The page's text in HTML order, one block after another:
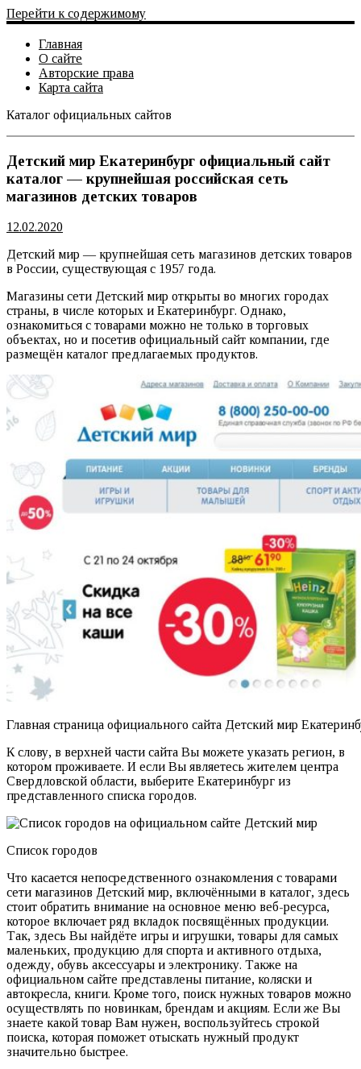
Перейти к содержимому
Главная
О сайте
Авторские права
Карта сайта
Каталог официальных сайтов
Детский мир Екатеринбург официальный сайт
каталог — крупнейшая российская сеть
магазинов детских товаров
12.02.2020
Детский мир — крупнейшая сеть магазинов детских товаров
в России, существующая с 1957 года.
Магазины сети Детский мир открыты во многих городах
страны, в числе которых и Екатеринбург. Однако,
ознакомиться с товарами можно не только в торговых
объектах, но и посетив официальный сайт компании, где
размещён каталог предлагаемых продуктов.
Главная страница официального сайта Детский мир
К слову, в верхней части сайта Вы можете указать регион, в
котором проживаете. И если Вы являетесь жителем центра
Свердловской области, выберите Екатеринбург из
представленного списка городов.
Список городов
Что касается непосредственного ознакомления с товарами
сети магазинов Детский мир, включёнными в каталог, здесь
стоит обратить внимание на основное меню веб-ресурса,
которое включает ряд вкладок посвящённых продукции.
Так, здесь Вы найдёте игры и игрушки, товары для самых
маленьких, продукцию для спорта и активного отдыха,
одежду, обувь аксессуары и электронику. Также на
официальном сайте представлены питание, коляски и
автокресла, книги. Кроме того, поиск нужных товаров можно
осуществлять по новинкам, брендам и акциям. Если же Вы
знаете какой товар Вам нужен, воспользуйтесь строкой
поиска, которая поможет отыскать нужный продукт
значительно быстрее.